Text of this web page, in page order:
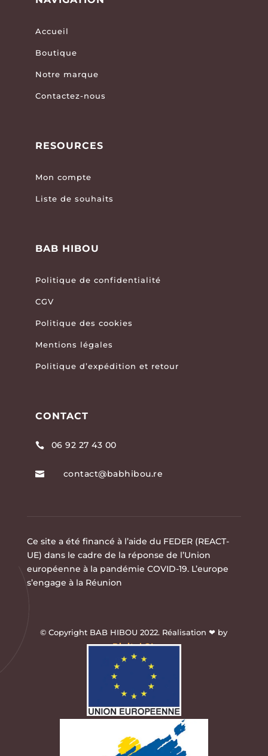
Accueil
Boutique
Notre marque
Contactez-nous
RESOURCES
Mon compte
Liste de souhaits
BAB HIBOU
Politique de confidentialité
CGV
Politique des cookies
Mentions légales
Politique d’expédition et retour
CONTACT
 06 92 27 43 00
 contact@babhibou.re
Ce site a été financé à l’aide du FEDER (REACT-
UE) dans le cadre de la réponse de l’Union
européenne à la pandémie COVID-19. L’europe
s’engage à la Réunion
© Copyright BAB HIBOU 2022. Réalisation ❤ by
Digital.OI.